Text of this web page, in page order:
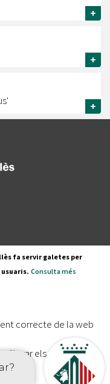
+
+
+
Mapa del lloc
fa servir galetes per
Consulta més
correcte de la web
els serveis del